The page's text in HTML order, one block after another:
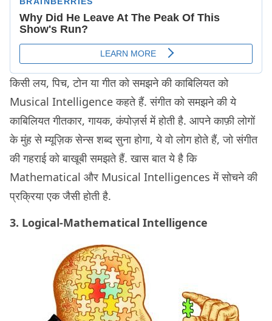
किसी लय, पिच, टोन या गीत को समझने की काबिलियत को
Musical Intelligence कहते हैं. संगीत को समझने की ये
काबिलियत गीतकार, गायक, कंपोज़र्स में होती है. आपने काफ़ी लोगों
के मुंह से म्यूज़िक सेन्स शब्द सुना होगा, ये वो लोग होते हैं, जो संगीत
की गहराई को बाखूबी समझते हैं. खास बात ये है कि
Mathematical और Musical Intelligences में सोचने की
प्रक्रिया एक जैसी होती है.
3. Logical-Mathematical Intelligence